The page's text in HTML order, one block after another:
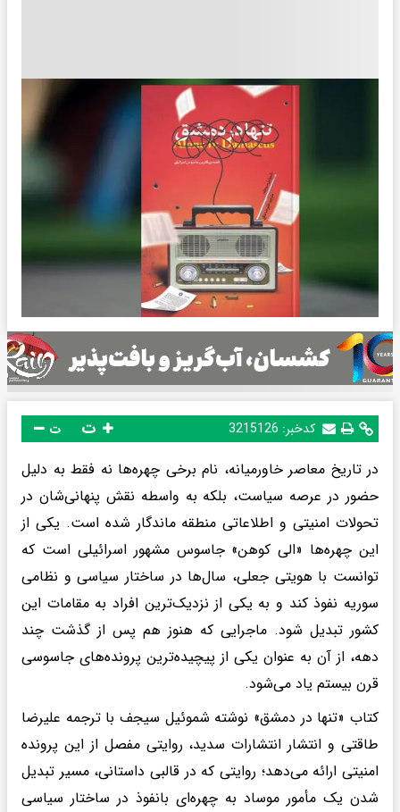
کدخبر: 3215126 ت
در تاریخ معاصر خاورمیانه، نام برخی چهره‌ها نه فقط به دلیل
حضور در عرصه سیاست، بلکه به واسطه نقش پنهانی‌شان در
تحولات امنیتی و اطلاعاتی منطقه ماندگار شده است. یکی از
این چهره‌ها «الی کوهن» جاسوس مشهور اسرائیلی است که
توانست با هویتی جعلی، سال‌ها در ساختار سیاسی و نظامی
سوریه نفوذ کند و به یکی از نزدیک‌ترین افراد به مقامات این
کشور تبدیل شود. ماجرایی که هنوز هم پس از گذشت چند
دهه، از آن به عنوان یکی از پیچیده‌ترین پرونده‌های جاسوسی
قرن بیستم یاد می‌شود.
کتاب «تنها در دمشق» نوشته شموئیل سیجف با ترجمه علیرضا
طاقتی و انتشار انتشارات سدید، روایتی مفصل از این پرونده
امنیتی ارائه می‌دهد؛ روایتی که در قالبی داستانی، مسیر تبدیل
شدن یک مأمور موساد به چهره‌ای بانفوذ در ساختار سیاسی